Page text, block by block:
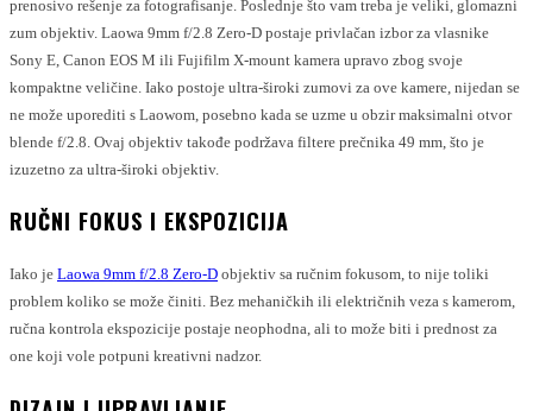
prenosivo rešenje za fotografisanje. Poslednje što vam treba je veliki, glomazni
zum objektiv. Laowa 9mm f/2.8 Zero-D postaje privlačan izbor za vlasnike
Sony E, Canon EOS M ili Fujifilm X-mount kamera upravo zbog svoje
kompaktne veličine. Iako postoje ultra-široki zumovi za ove kamere, nijedan se
ne može uporediti s Laowom, posebno kada se uzme u obzir maksimalni otvor
blende f/2.8. Ovaj objektiv takođe podržava filtere prečnika 49 mm, što je
izuzetno za ultra-široki objektiv.
RUČNI FOKUS I EKSPOZICIJA
Iako je Laowa 9mm f/2.8 Zero-D objektiv sa ručnim fokusom, to nije toliki
problem koliko se može činiti. Bez mehaničkih ili električnih veza s kamerom,
ručna kontrola ekspozicije postaje neophodna, ali to može biti i prednost za
one koji vole potpuni kreativni nadzor.